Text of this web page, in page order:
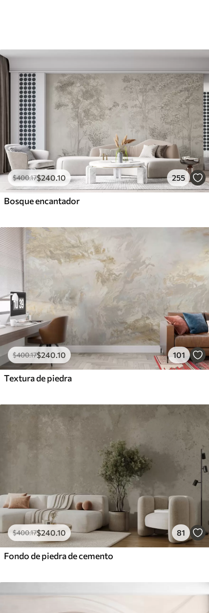
$400.17$240.10 255
Bosque encantador
$400.17$240.10 101
Textura de piedra
$400.17$240 .10 81
Fondo de piedra de cemento